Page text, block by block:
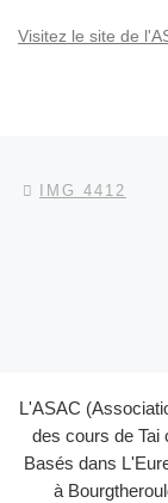
Visitez le site de
IMG 4412
L'ASAC
des cours de Tai
Basés dans
à